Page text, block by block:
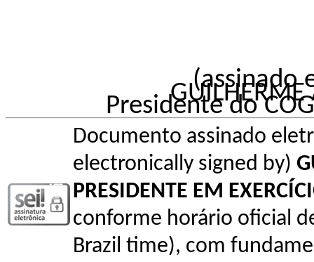
(assinado
GUILHERME
Presidente do
Documento assinado
electronically signed by)
PRESIDENTE EM
conforme horário oficial
Brazil time), com